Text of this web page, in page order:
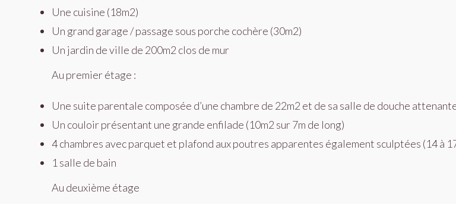
Une cuisine (18m2)
Un grand garage / passage sous porche cochère (30m2)
Un jardin de ville de 200m2 clos de mur
Au premier étage :
Une suite parentale composée d’une chambre de 22m2 et de sa salle de douche
Un couloir présentant une grande enfilade (10m2 sur 7m de long)
4 chambres avec parquet et plafond aux poutres apparentes également sculptées (14 à
1 salle de bain
Au deuxième étage